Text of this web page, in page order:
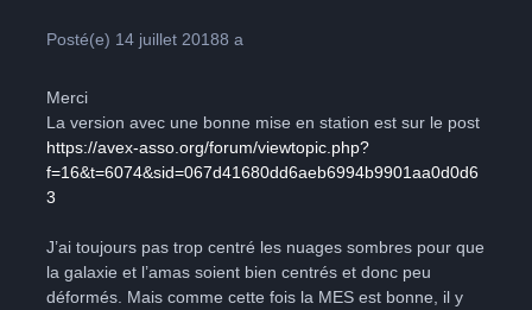
Posté(e) 14 juillet 20188 a
Merci
La version avec une bonne mise en station est sur le post
https://avex-asso.org/forum/viewtopic.php?
f=16&t=6074&sid=067d41680dd6aeb6994b9901aa0d0d6
3
J’ai toujours pas trop centré les nuages sombres pour que
la galaxie et l’amas soient bien centrés et donc peu
déformés. Mais comme cette fois la MES est bonne, il y